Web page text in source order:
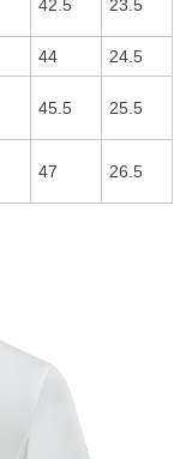
42.5 23.5
44 24.5
45.5 25.5
47 26.5